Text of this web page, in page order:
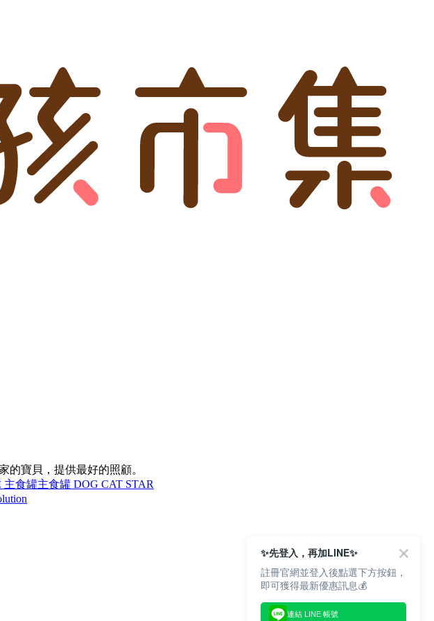
的寶貝，提供最好的照顧。
主食罐主食罐 DOG CAT STAR
✨先登入，再加LINE✨
註冊官網並登入後點選下方按鈕，
即可獲得最新優惠訊息💰
連結 LINE 帳號